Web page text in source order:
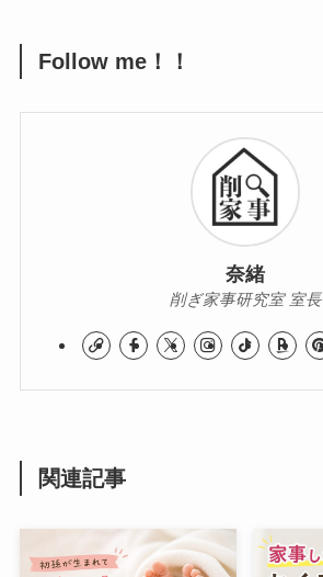
Follow me！！
奈緒
削ぎ家事研究室 室長
関連記事